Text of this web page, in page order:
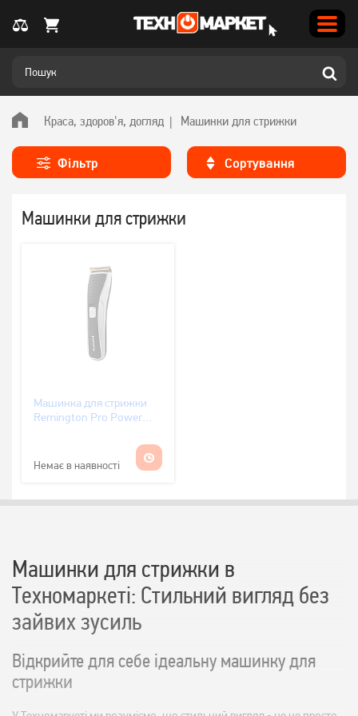
Краса, здоров'я, догляд Машинки для стрижки
Фільтр
Машинки для стрижки
Сортування
Машинка для стрижки
Remington Pro Power
Немає в наявності
Машинки для стрижки в
Техномаркеті: Стильний вигляд без
зайвих зусиль
Відкрийте для себе ідеальну машинку для
стрижки